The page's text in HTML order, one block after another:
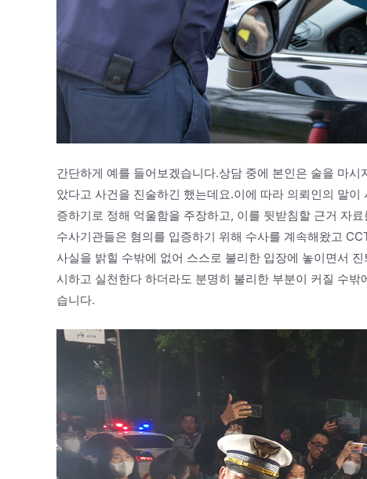
간단하게 예를 들어보겠습니다.상담 중에 본인은 술을 마
았다고 사건을 진술하긴 했는데요.이에 따라 의뢰인의 말
증하기로 정해 억울함을 주장하고, 이를 뒷받침할 근거 자
수사기관들은 혐의를 입증하기 위해 수사를 계속해왔고
사실을 밝힐 수밖에 없어 스스로 불리한 입장에 놓이면서
시하고 실천한다 하더라도 분명히 불리한 부분이 커질 수
습니다.